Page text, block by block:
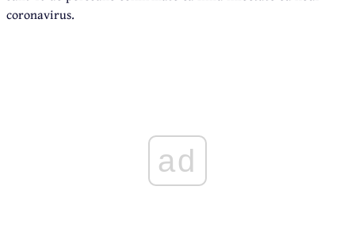
coronavirus.
ad